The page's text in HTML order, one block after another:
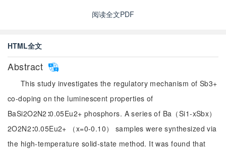
阅读全文PDF
HTML全文
Abstract
This study investigates the regulatory mechanism of Sb3+
co-doping on the luminescent properties of
BaSi2O2N2∶0.05Eu2+ phosphors. A series of Ba（Si1-xSbx）
2O2N2∶0.05Eu2+ （x=0-0.10） samples were synthesized via
the high-temperature solid-state method. It was found that